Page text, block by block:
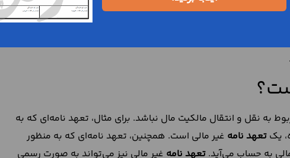
شود. برای مثال، متعهد به واسطه امضای تعهد نامه ملزم
کند. همچنین،
می‌تواند به صورت رسمی یا
نقل و انتقال مالکیت مال نباشد. برای مثال، تعهد نامه‌ای که به
یک تعهد نامه غیر مالی است. همچنین، تعهد نامه‌ای که به منظور
به حساب می‌آید. تعهد نامه غیر مالی نیز می‌تواند به صورت رسمی